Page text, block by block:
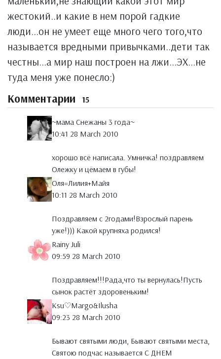
жестокий..и какие в нем порой гадкие
люди...он не умеет еще много чего того,что
называется вредными привычками..дети так
честны...а мир наш построен на лжи...ЭХ...не
туда меня уже понесло:)
Комментарии 15
~мама Снежаны 3 года~
10:41 28 March 2010
хорошо всё написала. Умничка! поздравляем
Олежку и цёмаем в губы!
Оля=Лилия+Майя
10:11 28 March 2010
Поздравляем с 2годами!Взрослый парень
уже!))) Какой крупняха родился!
Rainy Juli
09:59 28 March 2010
Поздравляем!!!Рада,что ты вернулась!Пусть
сынок растёт здоровеньким!
Ksu♡Margo&Ilusha
09:23 28 March 2010
Бывают святыми люди, Бывают святыми места,
Святою подчас называется С ДНЕМ